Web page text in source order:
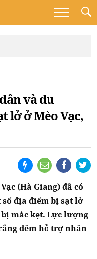
và du
lở ở Mèo Vạc,
(Hà Giang) đã có
địa điểm bị sạt lở
mắc kẹt. Lực lượng
đêm hỗ trợ nhân